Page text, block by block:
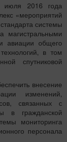
июля 2016 года
«мероприятий
системы
магистральными
авиации общего
в том
спутниковой
внесение
изменений,
связанных с
в гражданской
мониторинга
персонала